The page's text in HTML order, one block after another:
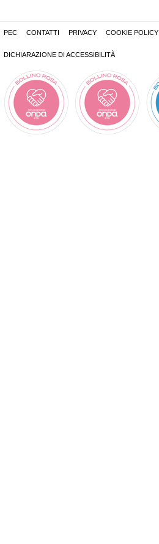
PEC CONTATTI PRIVACY COOKIE POLICY
DICHIARAZIONE DI ACCESSIBILITÀ